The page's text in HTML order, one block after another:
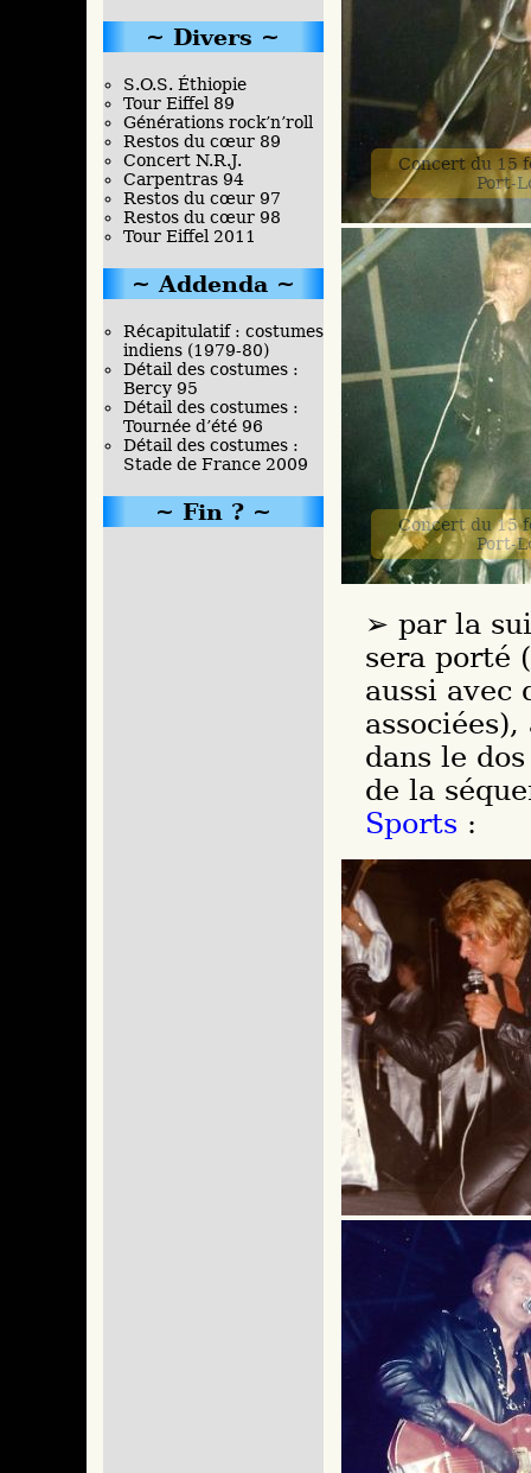
Concert du 15
Port-
Concert du 15
Port-
par la
sera porté
aussi avec
dans le
de la
Sports :
Divers
S.O.S. Éthiopie
Tour Eiffel 89
Générations rock’n’roll
Restos du cœur 89
Concert N.R.J.
Carpentras 94
Restos du cœur 97
Restos du cœur 98
Tour Eiffel 2011
Addenda
Récapitulatif : costumes
indiens (1979-80)
Détail des costumes :
Bercy 95
Détail des costumes :
Tournée d’été 96
Détail des costumes :
Stade de France 2009
Fin ?